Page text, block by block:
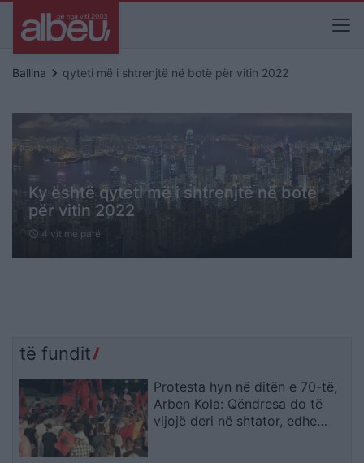
Ballina keyboard_arrow_right qyteti më i shtrenjtë në botë për vitin 2022
Ky është qyteti më i shtrenjtë në botë
për vitin 2022
schedule 4 vit me parë
të fundit
Protesta hyn në ditën e 70-të,
Arben Kola: Qëndresa do të
vijojë deri në shtator, edhe